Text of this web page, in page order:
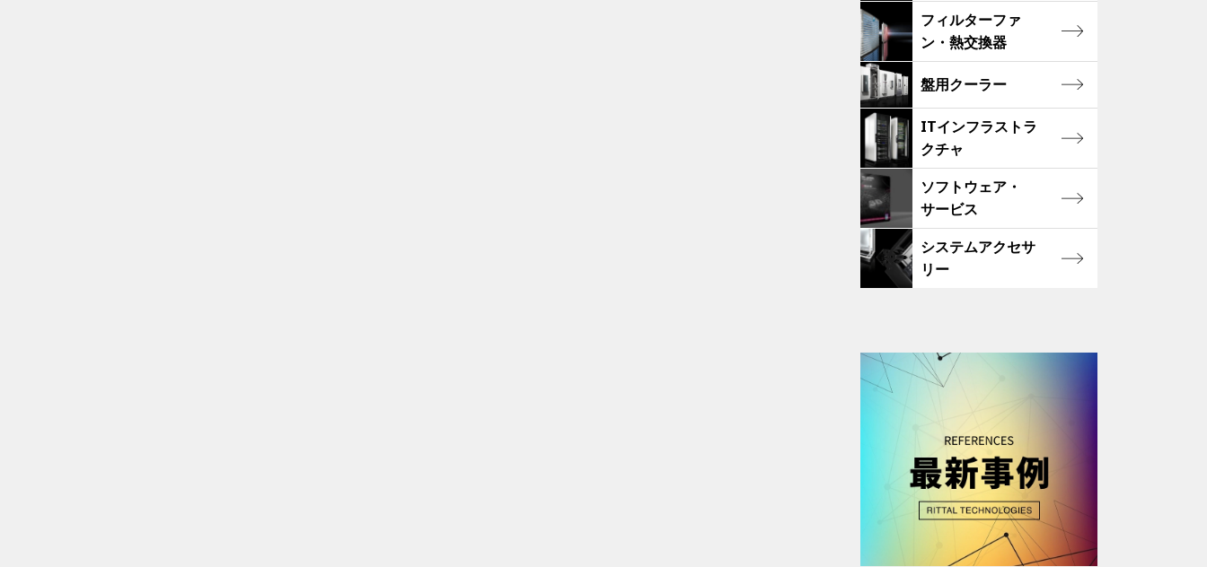
フィルターファ
ン・熱交換器
盤用クーラー
ITインフラストラ
クチャ
ソフトウェア・
サービス
システムアクセサ
リー